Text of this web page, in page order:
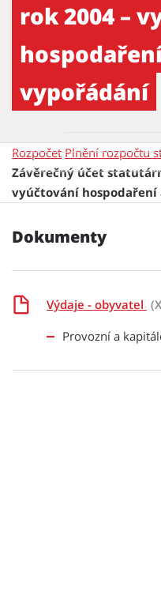
rok 2004 –
vypořádání
Rozpočet Plnění rozpočtu
Závěrečný účet
vyúčtování
Dokumenty
Výdaje - obyvatel
Provozní a